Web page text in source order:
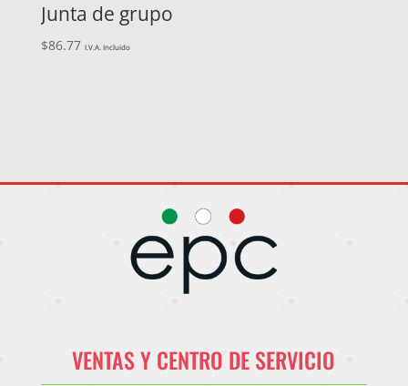
Junta de grupo
$86.77 I.V.A. Incluido
VENTAS Y CENTRO DE SERVICIO